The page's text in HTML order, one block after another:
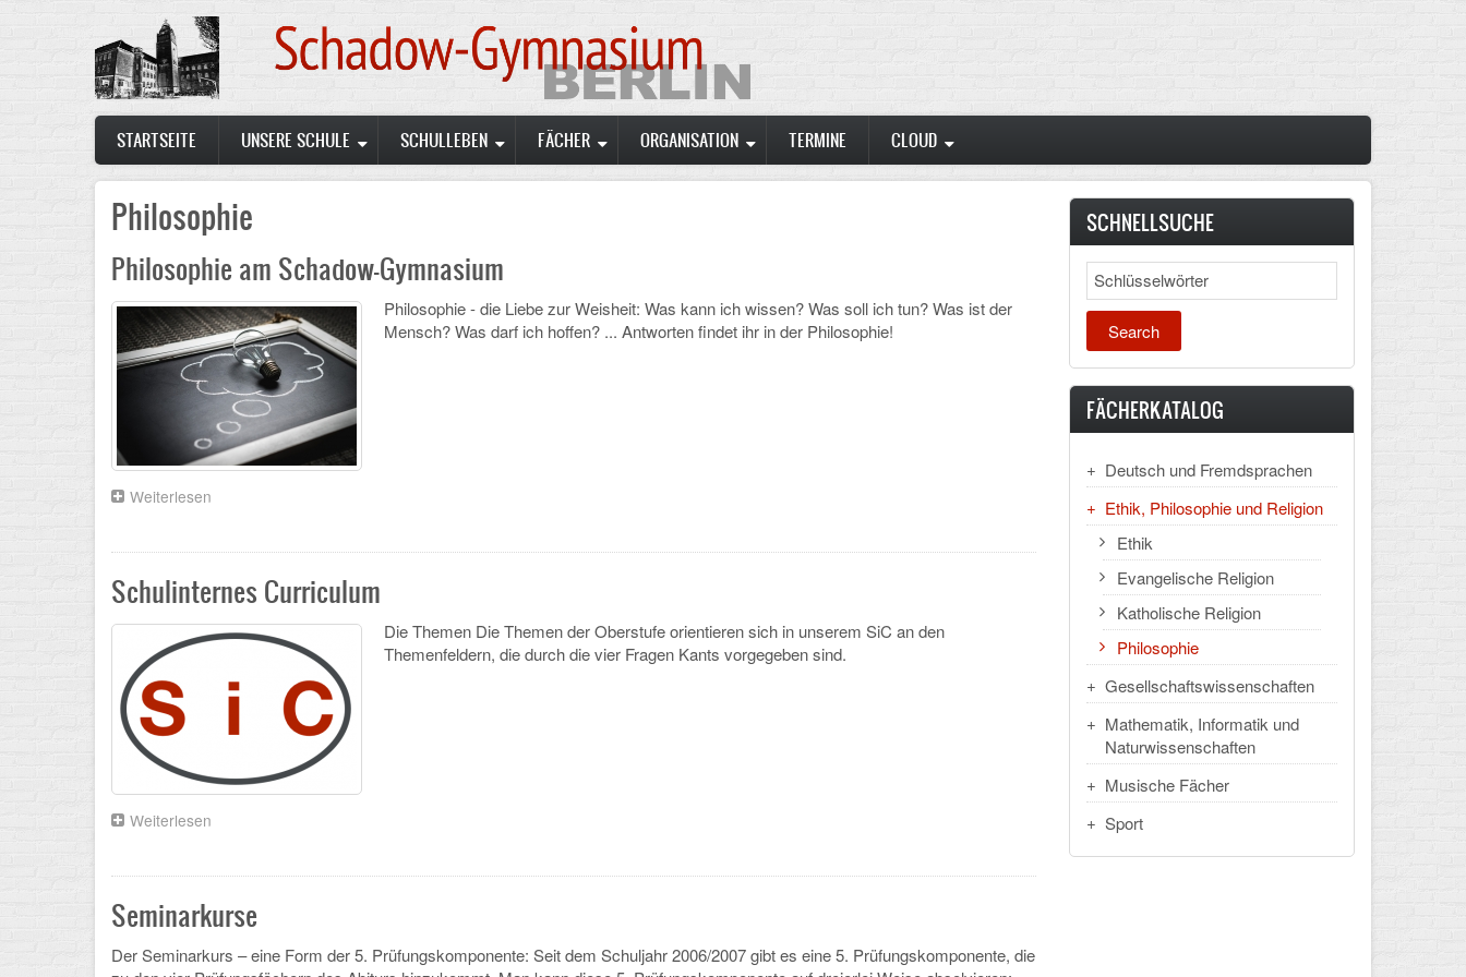
Main
navigation
STARTSEITE UNSERE SCHULE SCHULLEBEN FÄCHER ORGANISATION TERMINE CLOUD
Philosophie
Philosophie am Schadow-Gymnasium
Philosophie - die Liebe zur Weisheit: Was kann ich wissen? Was soll ich tun? Was ist der
Mensch? Was darf ich hoffen? ... Antworten findet ihr in der Philosophie!
Weiterlesen
Schadow-
Gymnasium
Schulinternes Curriculum
Die Themen Die Themen der Oberstufe orientieren sich in unserem SiC an den
Themenfeldern, die durch die vier Fragen Kants vorgegeben sind.
Weiterlesen
Seminarkurse
Der Seminarkurs – eine Form der 5. Prüfungskomponente: Seit dem Schuljahr 2006/2007 gibt es eine 5. Prüfungskomponente, die
SCHNELLSUCHE
Search
FÄCHERKATALOG
Deutsch und Fremdsprachen
Ethik, Philosophie und Religion
Ethik
Evangelische Religion
Katholische Religion
Philosophie
Gesellschaftswissenschaften
Mathematik, Informatik und
Naturwissenschaften
Musische Fächer
Sport